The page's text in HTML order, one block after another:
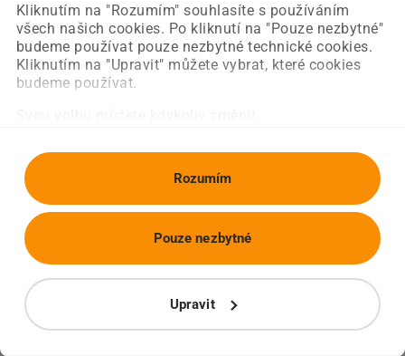
Kliknutím na "Rozumím" souhlasíte s používáním
všech našich cookies. Po kliknutí na "Pouze nezbytné"
budeme používat pouze nezbytné technické cookies.
Kliknutím na "Upravit" můžete vybrat, které cookies
budeme používat.
Rozumím
Upravit
Pouze nezbytné
Obnovit stránku Úvodní strana